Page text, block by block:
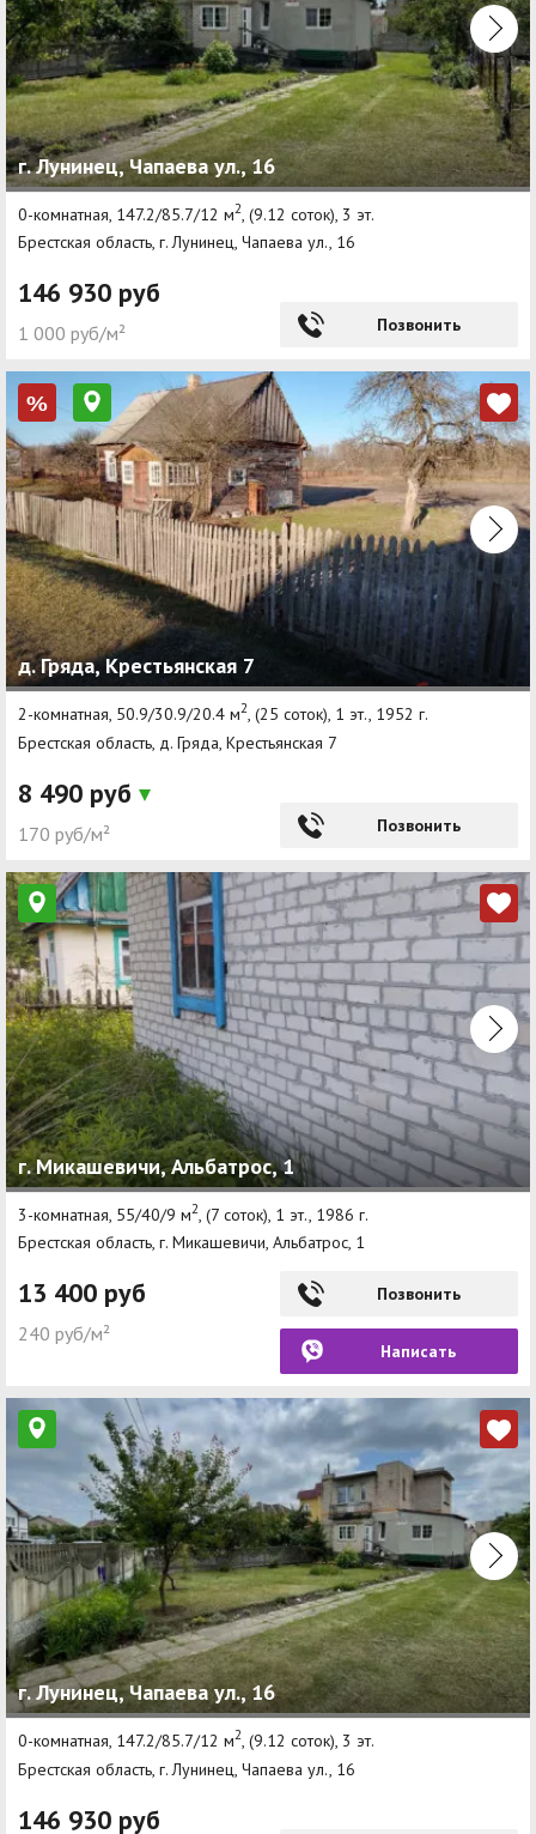
г. Лунинец, Чапаева ул., 16
0-комнатная, 147.2/85.7/12 м2 , (9.12 соток), 3 эт.
Брестская область, г. Лунинец, Чапаева ул., 16
146 930 руб
1 000 руб/м² Позвонить
%
д. Гряда, Крестьянская 7
2-комнатная, 50.9/30.9/20.4 м2, (25 соток), 1 эт., 1952 г.
Брестская область, д. Гряда, Крестьянская 7
8 490 руб
170 руб/м² Позвонить
г. Микашевичи, Альбатрос, 1
3-комнатная, 55/40/9 м2 , (7 соток), 1 эт., 1986 г.
Брестская область, г. Микашевичи, Альбатрос, 1
13 400 руб
240 руб/м²
Позвонить
Написать
г. Лунинец, Чапаева ул., 16
0-комнатная, 147.2/85.7/12 м2, (9.12 соток), 3 эт.
Брестская область, г. Лунинец, Чапаева ул., 16
146 930 руб